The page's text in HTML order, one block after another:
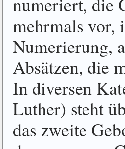
mehrmals vor,
Numerierung,
Absätzen, die
In diversen
Luther) steht
das zweite